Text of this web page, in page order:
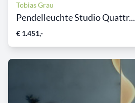
Tobias Grau
Pendelleuchte Studio Quattr...
€ 1.451,-